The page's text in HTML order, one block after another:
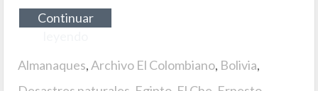
Continuar
Almanaques,Archivo El Colombiano, Bolivia,